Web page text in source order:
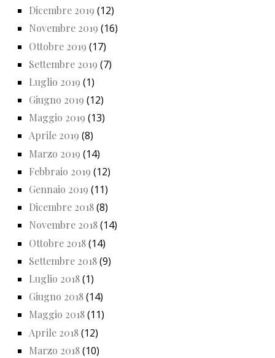
Dicembre 2019 (12)
Novembre 2019 (16)
Ottobre 2019 (17)
Settembre 2019 (7)
Luglio 2019 (1)
Giugno 2019 (12)
Maggio 2019 (13)
Aprile 2019 (8)
Marzo 2019 (14)
Febbraio 2019 (12)
Gennaio 2019 (11)
Dicembre 2018(8)
Novembre 2018(14)
Ottobre 2018(14)
Settembre 2018(9)
Luglio 2018(1)
Giugno 2018(14)
Maggio 2018(11)
Aprile 2018(12)
Marzo 2018(10)